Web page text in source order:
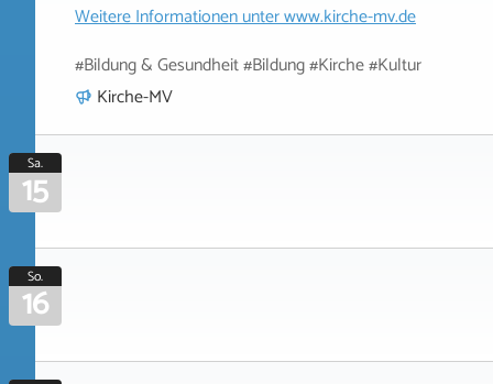
Weitere Informationen unterwww.kirche-mv.de
#Bildung & Gesundheit #Bildung #Kirche #Kultur
Kirche-MV
Sa.
15
So.
16